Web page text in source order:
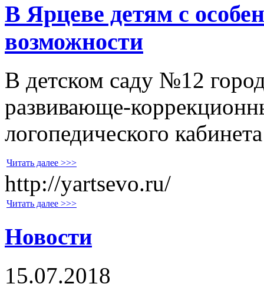
В Ярцеве детям с
возможности
В детском саду №12
развивающе-
логопедического
Читать далее >>>
http://yartsevo.ru/
Читать далее >>>
Новости
15.07.2018